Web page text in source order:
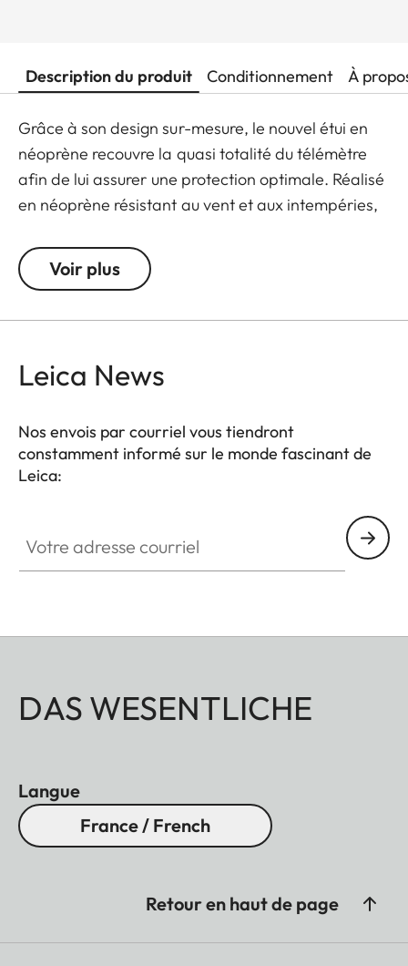
Description du produit Conditionnement À
Grâce à son design sur-mesure, le nouvel étui en
néoprène recouvre la quasi totalité du télémètre
afin de lui assurer une protection optimale. Réalisé
en néoprène résistant au vent et aux intempéries,
facile à enfiler. Une petite sangle ingénieusement
intégrée à l'étui, rend son maniement extrêmement
Leica Sport Optics sont fabriqués en Allemagne en
d'accessoires de chasse premium dont la
réputation de qualité exceptionnelle
estremarquable
pinmaster.
Voir plus
Leica News
Nos envois par courriel vous tiendront
constamment informé sur le monde fascinant de
Leica:
DAS WESENTLICHE
Langue
France / French
Retour en haut de page